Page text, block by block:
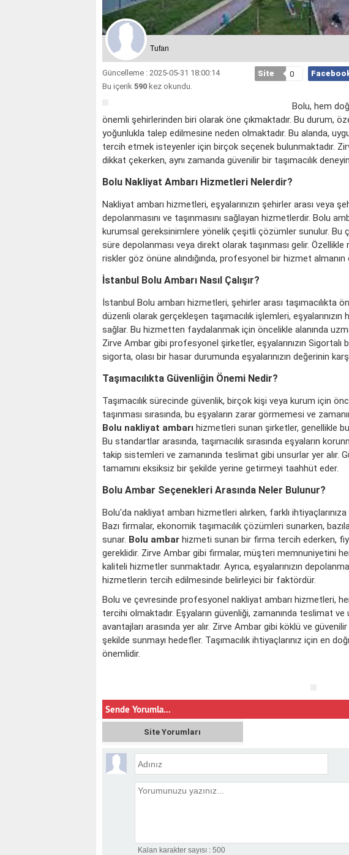
Tufan
Güncelleme : 2025-05-31 18:00:14
Bu içerik 590 kez okundu.
Site 0
Bolu, hem
önemli şehirlerinden biri olarak öne çıkmaktadır. Bu durum,
yoğunlukla talep edilmesine neden olmaktadır. Bu alanda,
tercih etmek isteyenler için birçok seçenek bulunmaktadır.
dikkat çekerken, aynı zamanda güvenilir bir taşımacılık
Bolu Nakliyat Ambarı Hizmetleri Nelerdir?
Nakliyat ambarı hizmetleri, eşyalarınızın şehirler arası veya
depolanmasını ve taşınmasını sağlayan hizmetlerdir. Bolu
kurumsal gereksinimlere yönelik çeşitli çözümler sunulur. Bu
süre depolanması veya direkt olarak taşınması gelir. Özellikle
riskler göz önüne alındığında, profesyonel bir hizmet
İstanbul Bolu Ambarı Nasıl Çalışır?
İstanbul Bolu ambarı hizmetleri, şehirler arası taşımacılıkta
düzenli olarak gerçekleşen taşımacılık işlemleri, eşyalarınızın
sağlar. Bu hizmetten faydalanmak için öncelikle alanında
Zirve Ambar gibi profesyonel şirketler, eşyalarınızın Sigortalı
sigorta, olası bir hasar durumunda eşyalarınızın değerinin
Taşımacılıkta Güvenliğin Önemi Nedir?
Taşımacılık sürecinde güvenlik, birçok kişi veya kurum için
taşınması sırasında, bu eşyaların zarar görmemesi ve
Bolu nakliyat ambarı hizmetleri sunan şirketler, genellikle
Bu standartlar arasında, taşımacılık sırasında eşyaların
takip sistemleri ve zamanında teslimat gibi unsurlar yer alır.
tamamını eksiksiz bir şekilde yerine getirmeyi taahhüt eder.
Bolu Ambar Seçenekleri Arasında Neler Bulunur?
Bolu'da nakliyat ambarı hizmetleri alırken, farklı
Bazı firmalar, ekonomik taşımacılık çözümleri sunarken,
sunar. Bolu ambar hizmeti sunan bir firma tercih ederken,
gereklidir. Zirve Ambar gibi firmalar, müşteri memnuniyetini
kaliteli hizmetler sunmaktadır. Ayrıca, eşyalarınızın
hizmetlerin tercih edilmesinde belirleyici bir faktördür.
Bolu ve çevresinde profesyonel nakliyat ambarı hizmetleri,
tercihi olmaktadır. Eşyaların güvenliği, zamanında teslimat
avantajları arasında yer alır. Zirve Ambar gibi köklü ve
şekilde sunmayı hedefler. Taşımacılık ihtiyaçlarınız için en
önemlidir.
Sende Yorumla...
Site Yorumları
Kalan karakter sayısı : 500
KOÇ